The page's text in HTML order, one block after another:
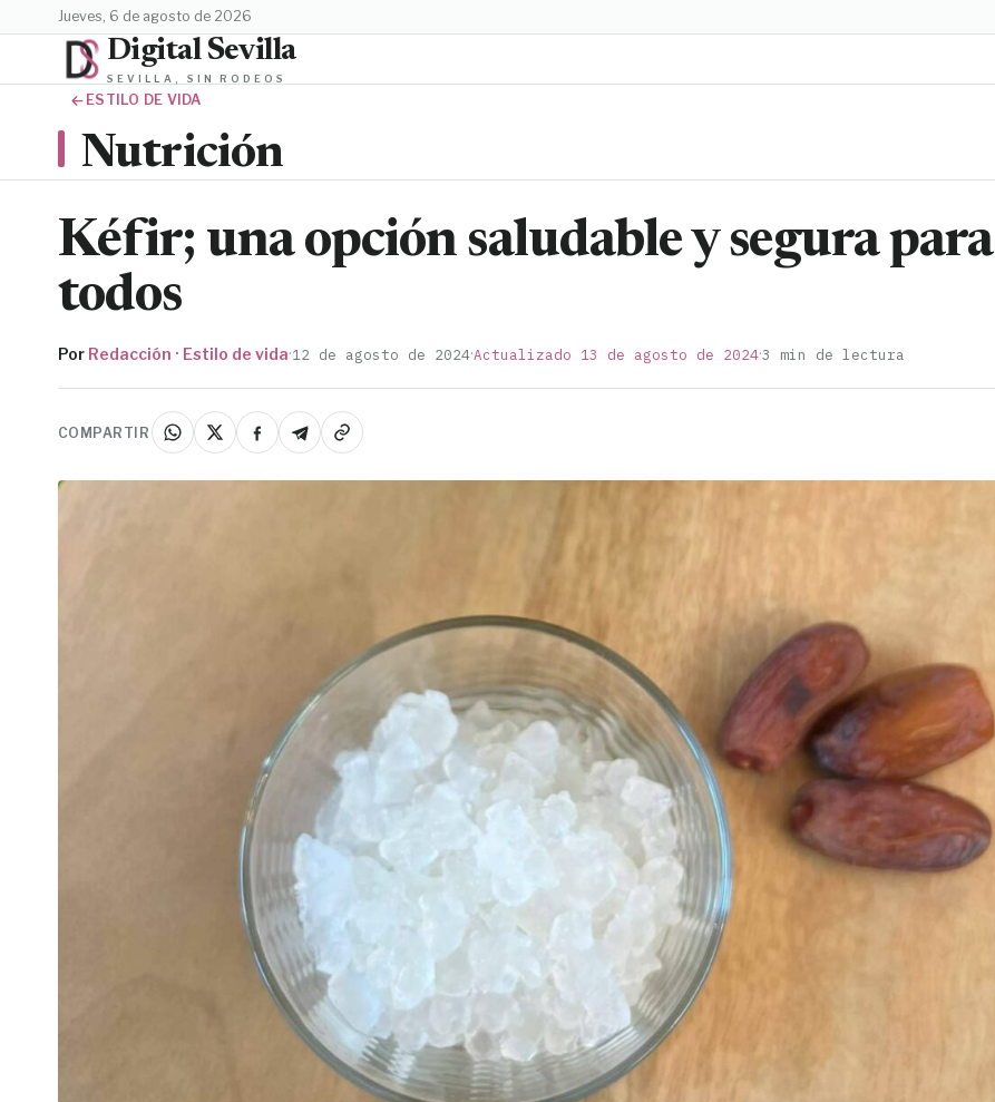
jueves, 6 de agosto de 2026
Digital Sevilla
SEVILLA, SIN RODEOS
ESTILO DE VIDA
Nutrición
Kéfir; una opción saludable y segura para
todos
Por Redacción · Estilo de vida·12 de agosto de 2024·Actualizado 13 de agosto de 2024·3 min de lectura
COMPARTIR